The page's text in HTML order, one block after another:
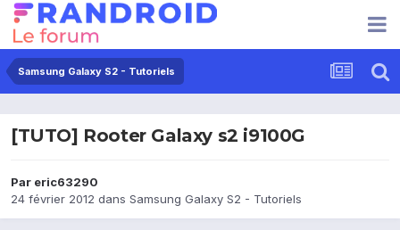
Samsung Galaxy S2 - Tutoriels
[TUTO] Rooter Galaxy s2 i9100G
Par eric63290
24 février 2012 dans Samsung Galaxy S2 - Tutoriels